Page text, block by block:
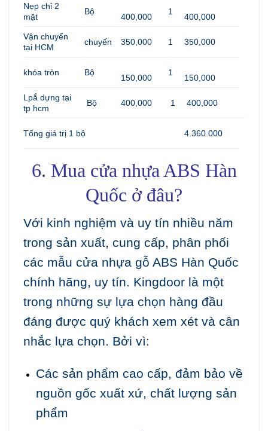
Nẹp chỉ 2
mặt
Bộ
400,000
1
400,000
Vận chuyển
tại HCM
chuyến 350,000 1 350,000
khóa tròn Bộ
150,000
1
150,000
Lpắ dựng tại
tp hcm
Bộ 400,000 1 400,000
Tổng giá trị 1 bộ 4.360.000
6. Mua cửa nhựa ABS Hàn
Quốc ở đâu?
Với kinh nghiệm và uy tín nhiều năm
trong sản xuất, cung cấp, phân phối
các mẫu cửa nhựa gỗ ABS Hàn Quốc
chính hãng, uy tín. Kingdoor là một
trong những sự lựa chọn hàng đầu
đáng được quý khách xem xét và cân
nhắc lựa chọn. Bởi vì:
Các sản phẩm cao cấp, đảm bảo về
nguồn gốc xuất xứ, chất lượng sản
phẩm